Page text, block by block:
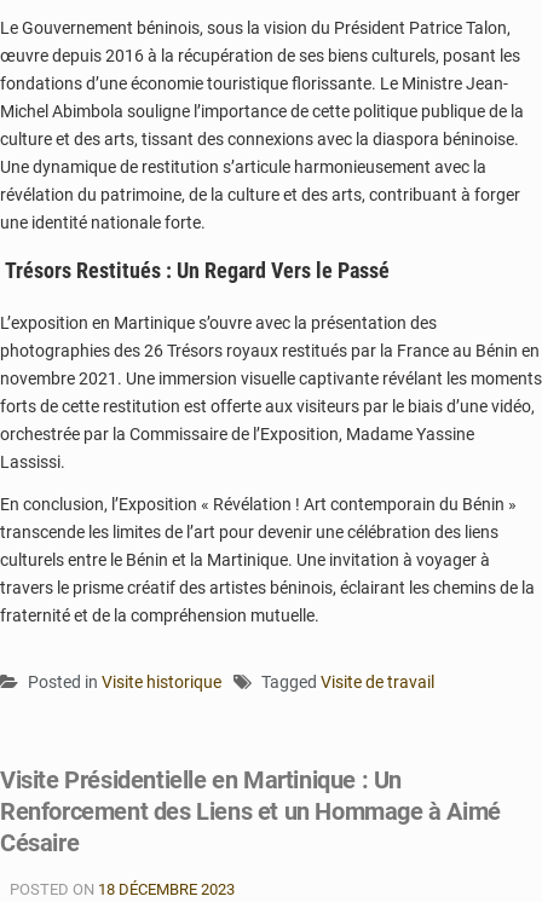
Le Gouvernement béninois, sous la vision du Président Patrice Talon,
œuvre depuis 2016 à la récupération de ses biens culturels, posant les
fondations d’une économie touristique florissante. Le Ministre Jean-
Michel Abimbola souligne l’importance de cette politique publique de la
culture et des arts, tissant des connexions avec la diaspora béninoise.
Une dynamique de restitution s’articule harmonieusement avec la
révélation du patrimoine, de la culture et des arts, contribuant à forger
une identité nationale forte.
Trésors Restitués : Un Regard Vers le Passé
L’exposition en Martinique s’ouvre avec la présentation des
photographies des 26 Trésors royaux restitués par la France au Bénin en
novembre 2021. Une immersion visuelle captivante révélant les moments
forts de cette restitution est offerte aux visiteurs par le biais d’une vidéo,
orchestrée par la Commissaire de l’Exposition, Madame Yassine
Lassissi.
En conclusion, l’Exposition « Révélation ! Art contemporain du Bénin »
transcende les limites de l’art pour devenir une célébration des liens
culturels entre le Bénin et la Martinique. Une invitation à voyager à
travers le prisme créatif des artistes béninois, éclairant les chemins de la
fraternité et de la compréhension mutuelle.
Posted in Visite historique Tagged Visite de travail
Visite Présidentielle en Martinique : Un
Renforcement des Liens et un Hommage à Aimé
Césaire
POSTED ON 18 DÉCEMBRE 2023